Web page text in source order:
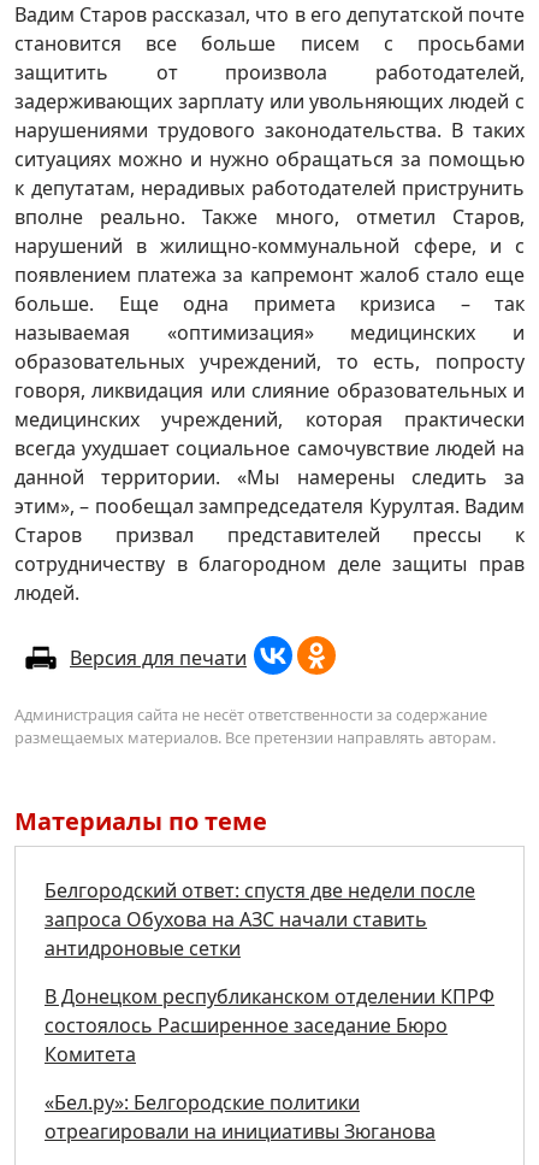
Вадим Старов рассказал, что в его депутатской почте
становится все больше писем с просьбами
защитить от произвола работодателей,
задерживающих зарплату или увольняющих людей с
нарушениями трудового законодательства. В таких
ситуациях можно и нужно обращаться за помощью
к депутатам, нерадивых работодателей приструнить
вполне реально. Также много, отметил Старов,
нарушений в жилищно-коммунальной сфере, и с
появлением платежа за капремонт жалоб стало еще
больше. Еще одна примета кризиса – так
называемая «оптимизация» медицинских и
образовательных учреждений, то есть, попросту
говоря, ликвидация или слияние образовательных и
медицинских учреждений, которая практически
всегда ухудшает социальное самочувствие людей на
данной территории. «Мы намерены следить за
этим», – пообещал зампредседателя Курултая. Вадим
Старов призвал представителей прессы к
сотрудничеству в благородном деле защиты прав
людей.
Версия для печати
Администрация сайта не несёт ответственности за содержание
размещаемых материалов. Все претензии направлять авторам.
Материалы по теме
Белгородский ответ: спустя две недели после
запроса Обухова на АЗС начали ставить
антидроновые сетки
В Донецком республиканском отделении КПРФ
состоялось Расширенное заседание Бюро
Комитета
«Бел.ру»: Белгородские политики
отреагировали на инициативы Зюганова